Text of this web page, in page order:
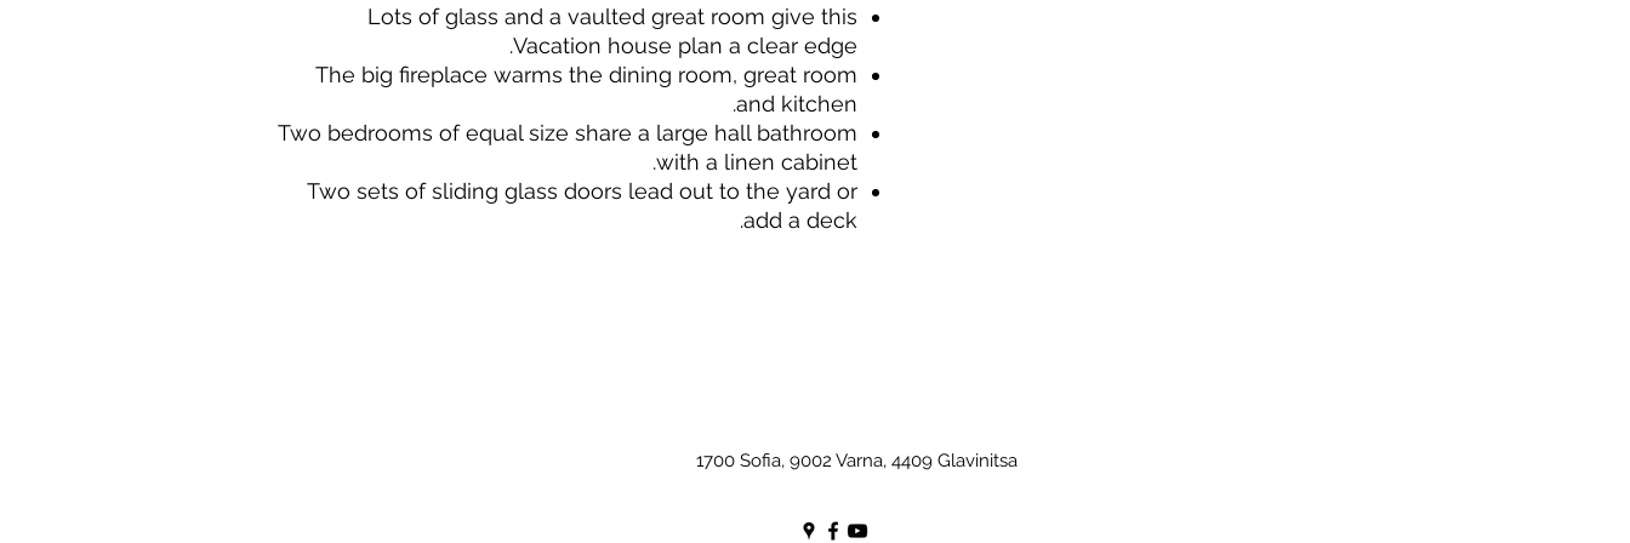
Lots of glass and a vaulted great room give this
Vacation house plan a clear edge.
The big fireplace warms the dining room, great room
and kitchen.
Two bedrooms of equal size share a large hall bathroom
with a linen cabinet.
Two sets of sliding glass doors lead out to the yard or
add a deck.
1700 Sofia, 9002 Varna, 4409 Glavinitsa